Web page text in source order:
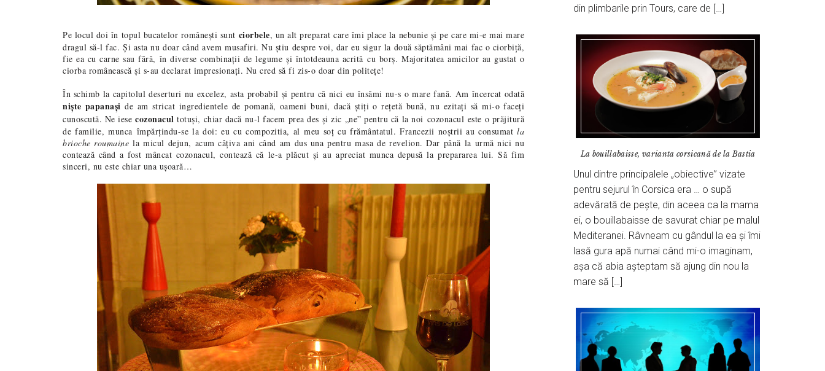
Pe locul doi în topul bucatelor românești sunt ciorbele, un alt preparat care îmi place la nebunie și pe care mi-e mai mare
dragul să-l fac. Și asta nu doar când avem musafiri. Nu știu despre voi, dar eu sigur la două săptămâni mai fac o ciorbiță,
fie ea cu carne sau fără, în diverse combinații de legume și întotdeauna acrită cu borș. Majoritatea amicilor au gustat o
ciorba românească și s-au declarat impresionați. Nu cred să fi zis-o doar din politețe!
În schimb la capitolul deserturi nu excelez, asta probabil și pentru că nici eu însămi nu-s o mare fană. Am încercat odată
niște papanași de am stricat ingredientele de pomană, oameni buni, dacă știți o rețetă bună, nu ezitați să mi-o faceți
cunoscută. Ne iesecozonacultotuși, chiar dacă nu-l facem prea des și zic „ne” pentru că la noi cozonacul este o prăjitură
de familie, munca împărțindu-se la doi: eu cu compozitia, al meu soț cu frământatul. Francezii noștrii au consumatla
brioche roumaine la micul dejun, acum câțiva ani când am dus una pentru masa de revelion. Dar până la urmă nici nu
contează când a fost mâncat cozonacul, contează că le-a plăcut și au apreciat munca depusă la prepararea lui. Să fim
sinceri, nu este chiar una ușoară…
din plimbarile prin Tours, care de […]
La bouillabaisse, varianta corsicană de la Bastia
Unul dintre principalele „obiective” vizate
pentru sejurul în Corsica era … o supă
adevărată de pește, din aceea ca la mama
ei, o bouillabaisse de savurat chiar pe malul
Mediteranei. Râvneam cu gândul la ea și îmi
lasă gura apă numai când mi-o imaginam,
așa că abia așteptam să ajung din nou la
mare să […]